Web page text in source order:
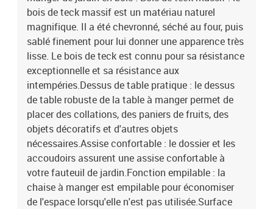
bois de teck massif est un matériau naturel
magnifique. Il a été chevronné, séché au four, puis
sablé finement pour lui donner une apparence très
lisse. Le bois de teck est connu pour sa résistance
exceptionnelle et sa résistance aux
intempéries.Dessus de table pratique : le dessus
de table robuste de la table à manger permet de
placer des collations, des paniers de fruits, des
objets décoratifs et d'autres objets
nécessaires.Assise confortable : le dossier et les
accoudoirs assurent une assise confortable à
votre fauteuil de jardin.Fonction empilable : la
chaise à manger est empilable pour économiser
de l'espace lorsqu'elle n'est pas utilisée.Surface